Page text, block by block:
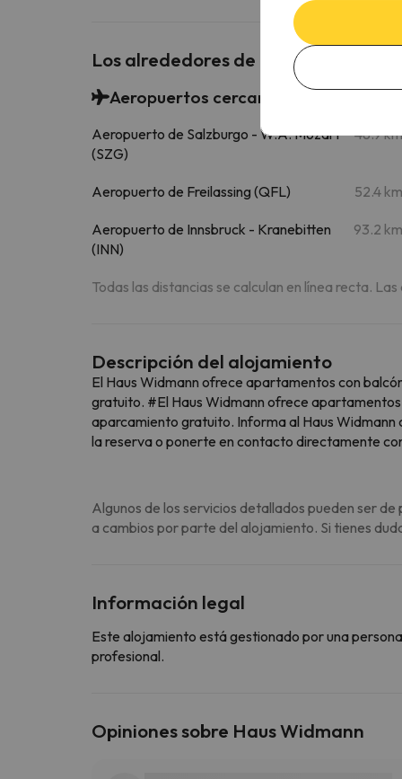
Los alrededores de Haus Widmann
Aeropuertos cercanos
Aeropuerto de Salzburgo - W.A. Mozart
(SZG)
48.9 km
Aeropuerto de Freilassing (QFL) 52.4 km
Aeropuerto de Innsbruck - Kranebitten
(INN)
93.2 km
Todas las distancias se calculan en línea recta.
Descripción del alojamiento
El Haus Widmann ofrece apartamentos con
gratuito. #El Haus Widmann ofrece
aparcamiento gratuito. Informa al Haus
la reserva o ponerte en contacto directamente
Algunos de los servicios detallados pueden ser
a cambios por parte del alojamiento. Si tienes
Información legal
Este alojamiento está gestionado por una
profesional.
Opiniones sobre Haus Widmann